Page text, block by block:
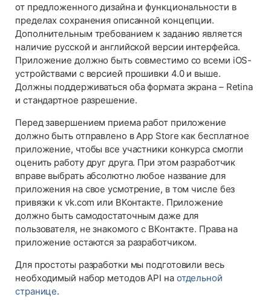
от предложенного дизайна и функциональности в
пределах сохранения описанной концепции.
Дополнительным требованием к заданию является
наличие русской и английской версии интерфейса.
Приложение должно быть совместимо со всеми iOS-
устройствами с версией прошивки 4.0 и выше.
Должны поддерживаться оба формата экрана – Retina
и стандартное разрешение.
Перед завершением приема работ приложение
должно быть отправлено в App Store как бесплатное
приложение, чтобы все участники конкурса смогли
оценить работу друг друга. При этом разработчик
вправе выбрать абсолютно любое название для
приложения на свое усмотрение, в том числе без
привязки к vk.com или ВКонтакте. Приложение
должно быть самодостаточным даже для
пользователя, не знакомого с ВКонтакте. Права на
приложение остаются за разработчиком.
Для простоты разработки мы подготовили весь
необходимый набор методов API на отдельной
странице.